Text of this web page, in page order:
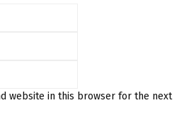
website in this browser for the next